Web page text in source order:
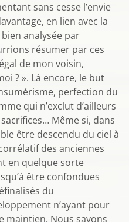
sans cesse l’envie
en lien avec la
analysée par
résumer par ces
de mon voisin,
? ». Là encore, le but
perfection du
qui n’exclut d’ailleurs
Même si, dans
être descendu du ciel à
des anciennes
en quelque sorte
être confondues
du
n’ayant pour
maintien. Nous savons